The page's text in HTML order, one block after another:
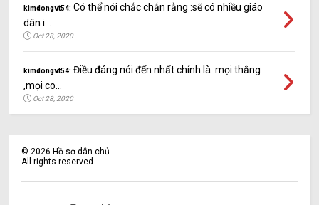
kimdongvt54: Có thể nói chắc chắn rằng :sẽ có nhiều giáo
dân i...
Oct 28, 2020
kimdongvt54: Điều đáng nói đến nhất chính là :mọi thằng
,mọi co...
Oct 28, 2020
©2026 Hồ sơ dân chủ
All rights reserved.